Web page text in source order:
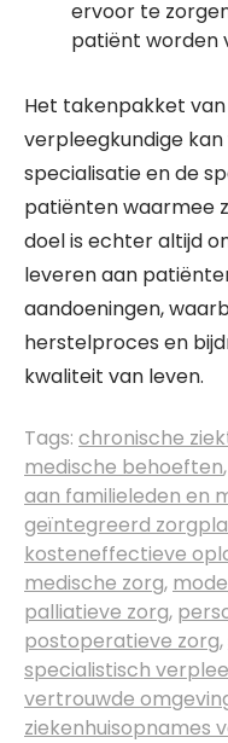
ervoor te
patiënt worden
Het takenpakket
verpleegkundige
specialisatie en de
patiënten waarmee
doel is echter altijd
leveren aan
aandoeningen,
herstelproces en
kwaliteit van leven.
Tags: chronische
medische behoeften,
aan familieleden en
geïntegreerd
kosteneffectieve
medische zorg,
palliatieve zorg,
postoperatieve zorg,
specialistisch
vertrouwde
ziekenhuisopnames